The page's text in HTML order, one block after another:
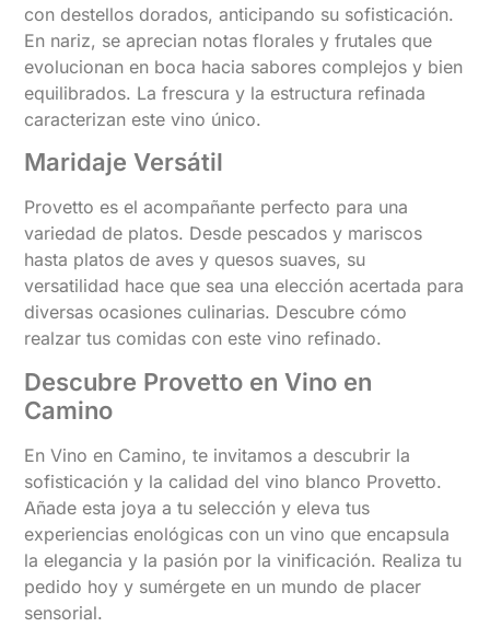
con destellos dorados, anticipando su sofisticación.
En nariz, se aprecian notas florales y frutales que
evolucionan en boca hacia sabores complejos y bien
equilibrados. La frescura y la estructura refinada
caracterizan este vino único.
Maridaje Versátil
Provetto es el acompañante perfecto para una
variedad de platos. Desde pescados y mariscos
hasta platos de aves y quesos suaves, su
versatilidad hace que sea una elección acertada para
diversas ocasiones culinarias. Descubre cómo
realzar tus comidas con este vino refinado.
Descubre Provetto en Vino en
Camino
En Vino en Camino, te invitamos a descubrir la
sofisticación y la calidad del vino blanco Provetto.
Añade esta joya a tu selección y eleva tus
experiencias enológicas con un vino que encapsula
la elegancia y la pasión por la vinificación. Realiza tu
pedido hoy y sumérgete en un mundo de placer
sensorial.